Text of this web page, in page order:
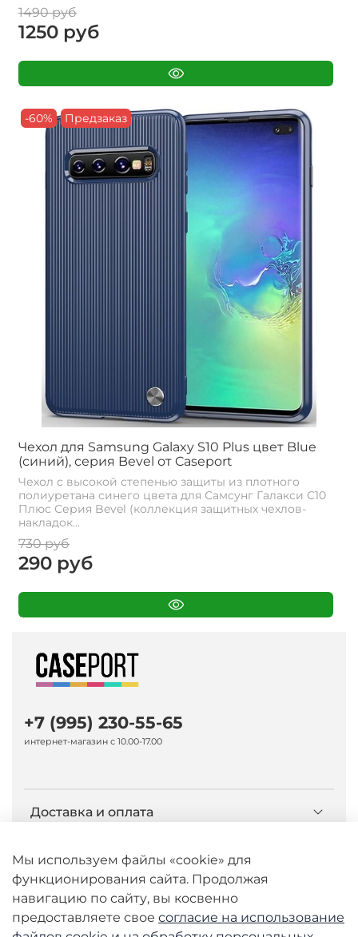
1490 руб
1250 руб
-60% Предзаказ
Чехол для Samsung Galaxy S10 Plus цвет Blue
(синий), серия Bevel от Caseport
Чехол с высокой степенью защиты из плотного
полиуретана синего цвета для Самсунг Галакси С10
Плюс Серия Bevel (коллекция защитных чехлов-
накладок...
730 руб
290 руб
Доставка и оплата
О компании Caseport
Бренд Nillkin
+7 (995) 230-55-65
интернет-магазин с 10.00-17.00
Мы используем файлы «cookie» для
функционирования сайта. Продолжая
навигацию по сайту, вы косвенно
предоставляете свое согласие на использование